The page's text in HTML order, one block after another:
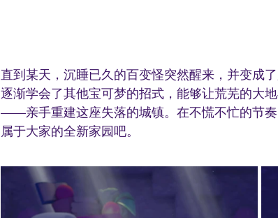
直到某天，沉睡已久的百变怪突然醒来，并变成
逐渐学会了其他宝可梦的招式，能够让荒芜的大
——亲手重建这座失落的城镇。在不慌不忙的节
属于大家的全新家园吧。